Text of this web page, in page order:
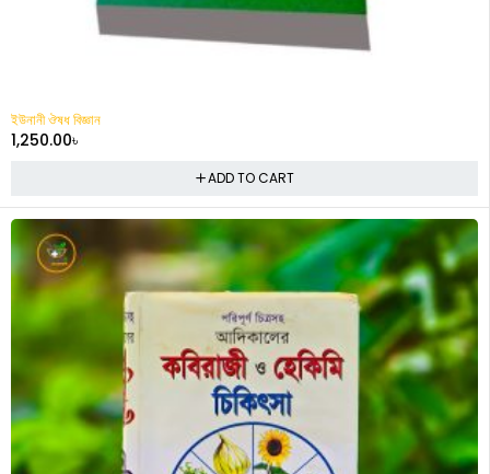
ইউনানী ঔষধ বিজ্ঞান
1,250.00৳
ADD TO CART